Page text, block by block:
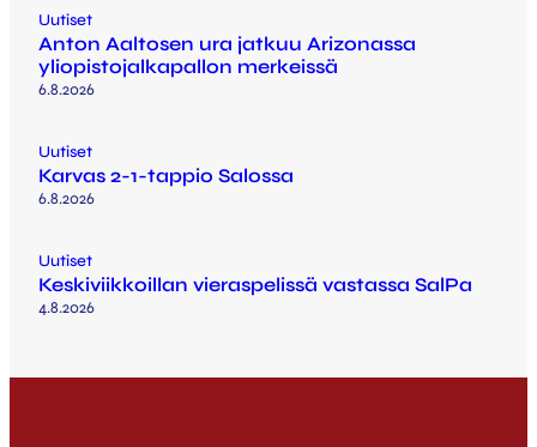
Uutiset
Anton Aaltosen ura jatkuu Arizonassa
yliopistojalkapallon merkeissä
6.8.2026
Uutiset
Karvas 2-1-tappio Salossa
6.8.2026
Uutiset
Keskiviikkoillan vieraspelissä vastassa SalPa
4.8.2026